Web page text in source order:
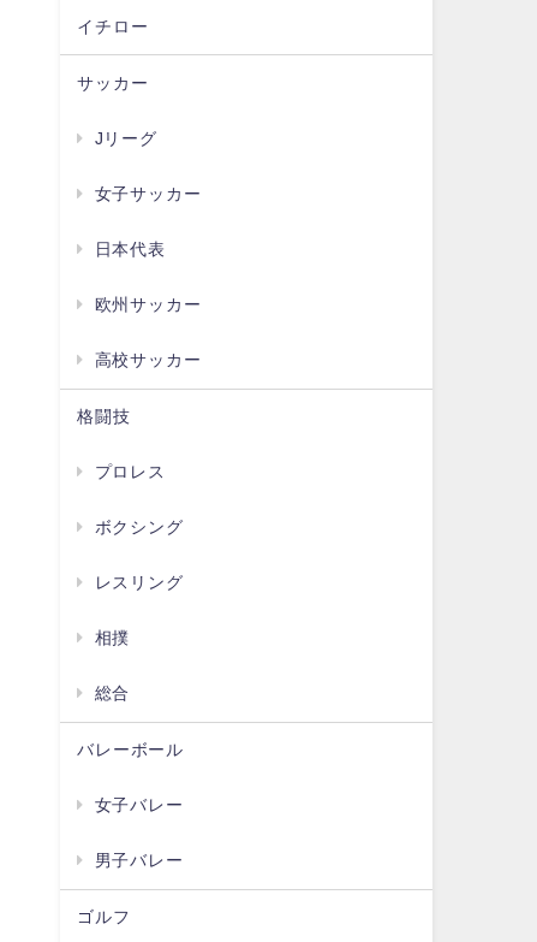
イチロー
サッカー
Jリーグ
女子サッカー
日本代表
欧州サッカー
高校サッカー
格闘技
プロレス
ボクシング
レスリング
相撲
総合
バレーボール
女子バレー
男子バレー
ゴルフ